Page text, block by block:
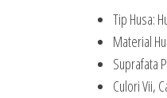
Tip Husa:
Material
Suprafata
Culori Vii,